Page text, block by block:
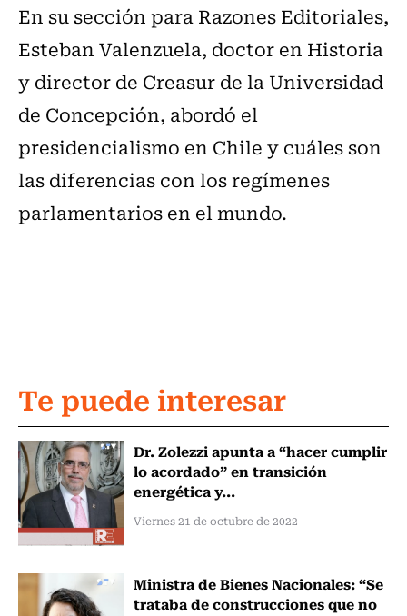
En su sección para Razones Editoriales,
Esteban Valenzuela, doctor en Historia
y director de Creasur de la Universidad
de Concepción, abordó el
presidencialismo en Chile y cuáles son
las diferencias con los regímenes
parlamentarios en el mundo.
Te puede interesar
Dr. Zolezzi apunta a “hacer cumplir
lo acordado” en transición
energética y...
Viernes 21 de octubre de 2022
Ministra de Bienes Nacionales: “Se
trataba de construcciones que no